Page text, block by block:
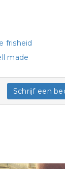
frisheid
made
Schrijf een